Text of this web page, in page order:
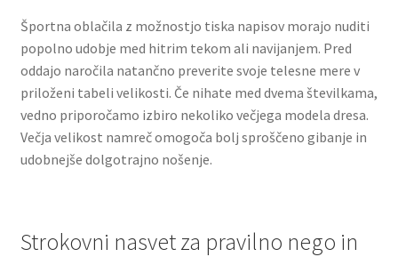
Športna oblačila z možnostjo tiska napisov morajo nuditi
popolno udobje med hitrim tekom ali navijanjem. Pred
oddajo naročila natančno preverite svoje telesne mere v
priloženi tabeli velikosti. Če nihate med dvema številkama,
vedno priporočamo izbiro nekoliko večjega modela dresa.
Večja velikost namreč omogoča bolj sproščeno gibanje in
udobnejše dolgotrajno nošenje.
Strokovni nasvet za pravilno nego in